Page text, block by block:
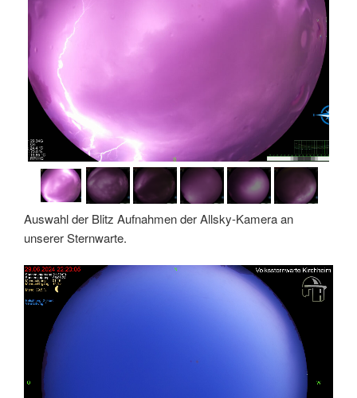
Auswahl der Blitz Aufnahmen der Allsky-Kamera an
unserer Sternwarte.